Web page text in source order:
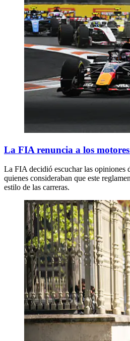
La FIA renuncia a los
La FIA decidió escuchar las opiniones
quienes consideraban que este
estilo de las carreras.